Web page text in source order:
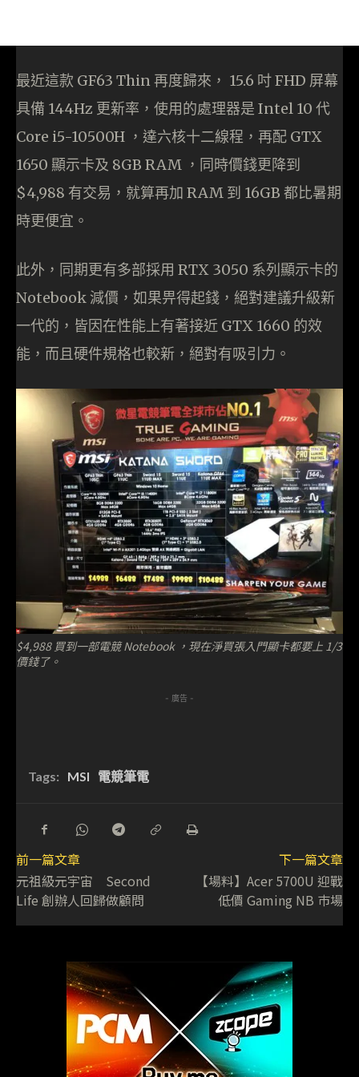
最近這款 GF63 Thin 再度歸來， 15.6 吋 FHD 屏幕
具備 144Hz 更新率，使用的處理器是 Intel 10 代
Core i5-10500H ，達六核十二線程，再配 GTX
1650 顯示卡及 8GB RAM ，同時價錢更降到
$4,988 有交易，就算再加 RAM 到 16GB 都比暑期
時更便宜。
此外，同期更有多部採用 RTX 3050 系列顯示卡的
Notebook 減價，如果畀得起錢，絕對建議升級新
一代的，皆因在性能上有著接近 GTX 1660 的效
能，而且硬件規格也較新，絕對有吸引力。
$4,988 買到一部電競 Notebook ，現在淨買張入門顯卡都要上 1/3
價錢了。
- 廣告 -
Tags: MSI 電競筆電
前一篇文章
元祖級元宇宙 Second
Life 創辦人回歸做顧問
下一篇文章
【場料】Acer 5700U 迎戰
低價 Gaming NB 巿場